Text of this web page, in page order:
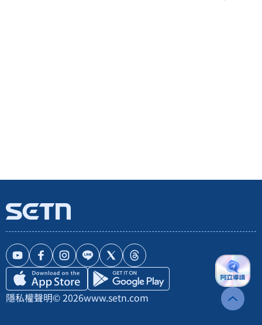
隱私權聲明© 2026www.setn.com